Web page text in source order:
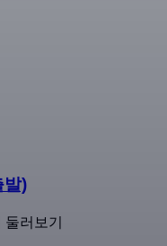
발)
러보기